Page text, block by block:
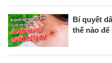
Bí quyết
thế nào